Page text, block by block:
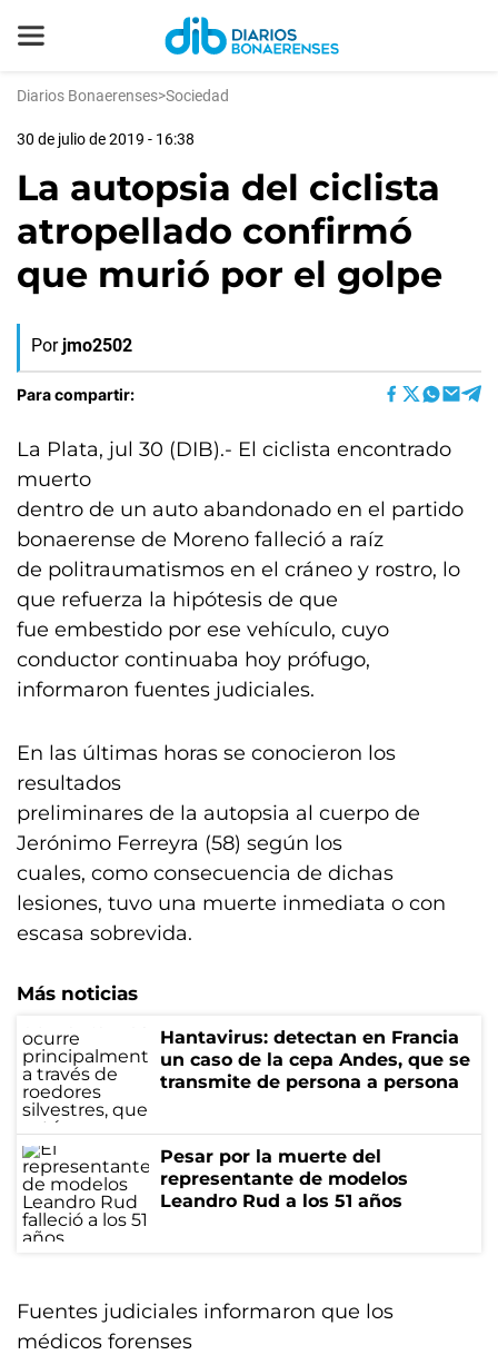
Diarios Bonaerenses>Sociedad
30 de julio de 2019 - 16:38
La autopsia del ciclista
atropellado confirmó
que murió por el golpe
Por jmo2502
Para compartir:
La Plata, jul 30 (DIB).- El ciclista encontrado
muerto
dentro de un auto abandonado en el partido
bonaerense de Moreno falleció a raíz
de politraumatismos en el cráneo y rostro, lo
que refuerza la hipótesis de que
fue embestido por ese vehículo, cuyo
conductor continuaba hoy prófugo,
informaron fuentes judiciales.
En las últimas horas se conocieron los
resultados
preliminares de la autopsia al cuerpo de
Jerónimo Ferreyra (58) según los
cuales, como consecuencia de dichas
lesiones, tuvo una muerte inmediata o con
escasa sobrevida.
Más noticias
Hantavirus: detectan en Francia
un caso de la cepa Andes, que se
transmite de persona a persona
Pesar por la muerte del
representante de modelos
Leandro Rud a los 51 años
Fuentes judiciales informaron que los
médicos forenses